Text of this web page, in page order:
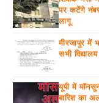
पर कटेंगे
लागू
मीरजापुर में
सभी
यूपी में
बारिश का